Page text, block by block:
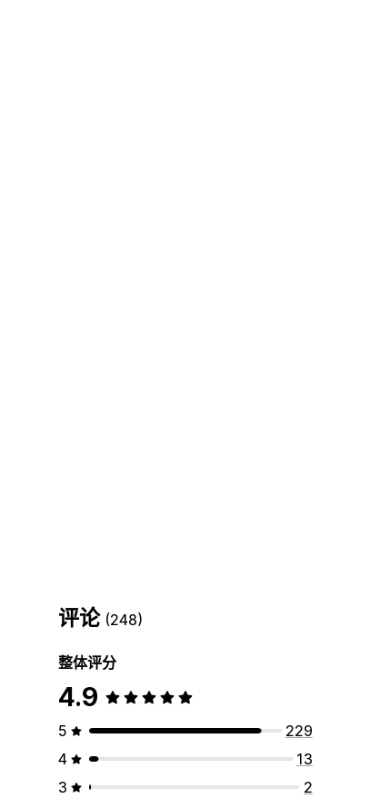
评论 (248)
整体评分
4.9
5
229
4
13
3
2